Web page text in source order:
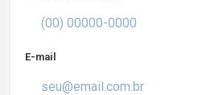
E-mail